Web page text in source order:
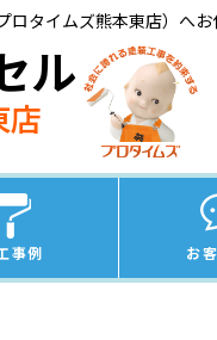
タイムズ熊本東店）へお
ル
店
事例 お